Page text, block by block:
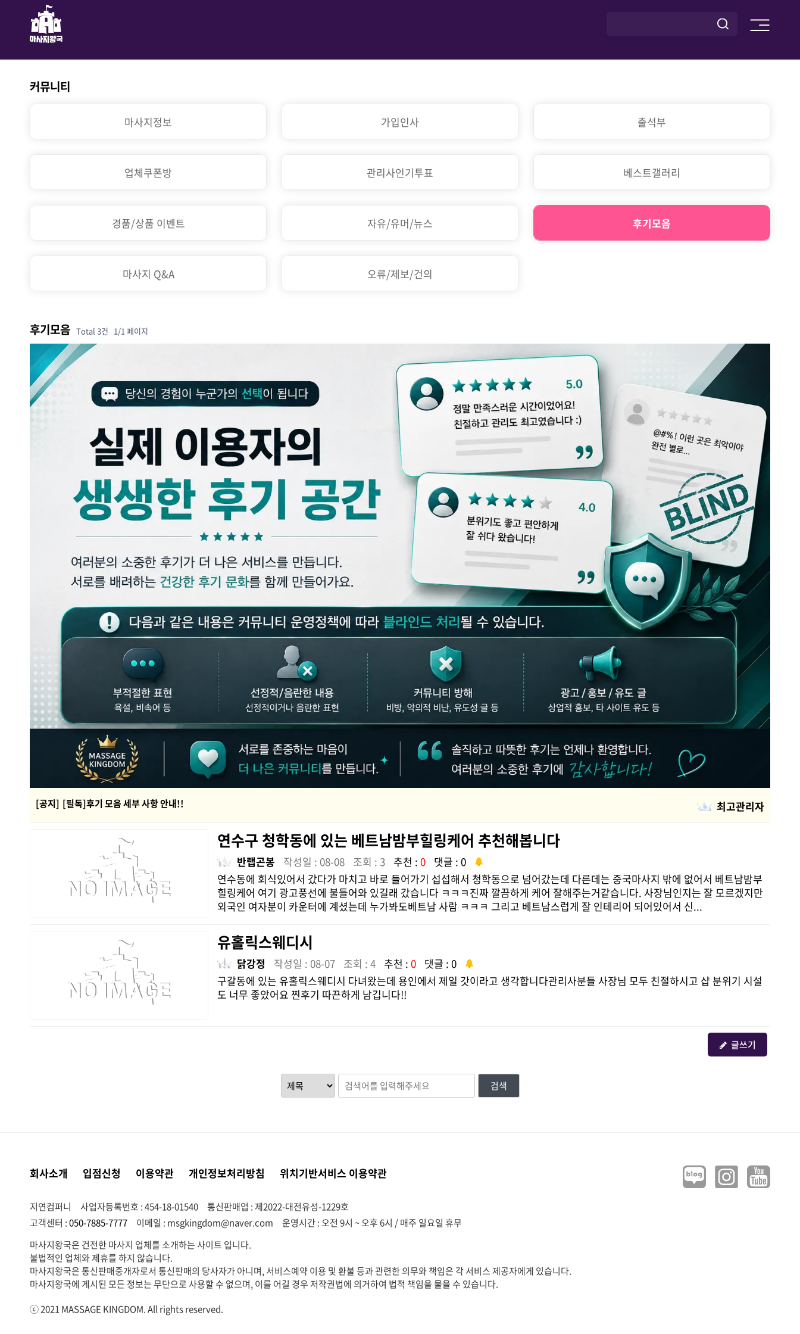
커뮤니티
마사지정보 가입인사 출석부
업체쿠폰방 관리사인기투표 베스트갤러리
경품/상품 이벤트 자유/유머/뉴스 후기모음
마사지 Q&A 오류/제보/건의
후기모음 Total 3건 1/1 페이지
[공지] [필독]후기 모음 세부 사항 안내!! 최고관리자
연수구 청학동에 있는 베트남밤부힐링케어 추천해봅니다
반랩곤봉 작성일 : 08-08 조회 : 3 추천 : 0 댓글 : 0
연수동에 회식있어서 갔다가 마치고 바로 들어가기 섭섭해서 청학동으로 넘어갔는데 다른데는 중국마사지 밖에 없어서 베트남밤부
힐링케어 여기 광고풍선에 불들어와 있길래 갔습니다 ㅋㅋㅋ진짜 깔끔하게 케어 잘해주는거같습니다. 사장님인지는 잘 모르겠지만
외국인 여자분이 카운터에 계셨는데 누가봐도베트남 사람 ㅋㅋㅋ 그리고 베트남스럽게 잘 인테리어 되어있어서 신...
유홀릭스웨디시
닭강정 작성일 : 08-07 조회 : 4 추천 : 0 댓글 : 0
구갈동에 있는 유홀릭스웨디시 다녀왔는데 용인에서 제일 갓이라고 생각합니다관리사분들 사장님 모두 친절하시고 샵 분위기 시설
도 너무 좋았어요 찐후기 따끈하게 남깁니다!!
글쓰기
검색
회사소개 입점신청 이용약관 개인정보처리방침 위치기반서비스 이용약관
지연컴퍼니 사업자등록번호 : 454-18-01540
통신판매업 : 제2022-대전유성-1229호
고객센터 :050-7885-7777 이메일 : msgkingdom@naver.com
운영시간 : 오전 9시 ~ 오후 6시 / 매주 일요일 휴무
마사지왕국은 건전한 마사지 업체를 소개하는 사이트 입니다.
불법적인 업체와 제휴를 하지 않습니다.
마사지왕국은 통신판매중개자로서 통신판매의 당사자가 아니며, 서비스예약 이용 및 환불 등과 관련한 의무와 책임은 각 서비스 제공자에게 있습니다.
마사지왕국에 게시된 모든 정보는 무단으로 사용할 수 없으며, 이를 어길 경우 저작권법에 의거하여 법적 책임을 물을 수 있습니다.
ⓒ 2021 MASSAGE KINGDOM. All rights reserved.